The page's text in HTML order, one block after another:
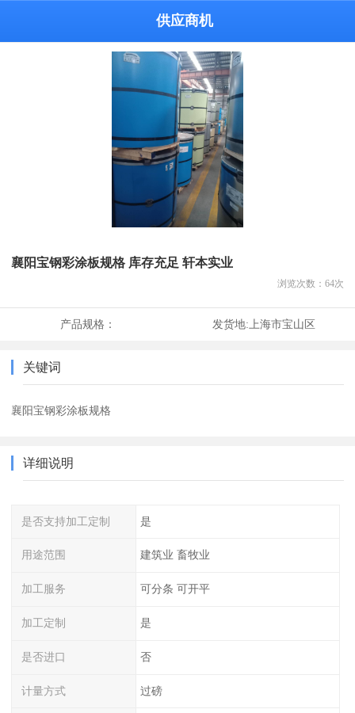
供应商机
襄阳宝钢彩涂板规格 库存充足 轩本实业
浏览次数： 64次
产品规格： 发货地:上海市宝山区
关键词
襄阳宝钢彩涂板规格
详细说明
是否支持加工定制 是
用途范围 建筑业 畜牧业
加工服务 可分条 可开平
加工定制 是
是否进口 否
计量方式 过磅